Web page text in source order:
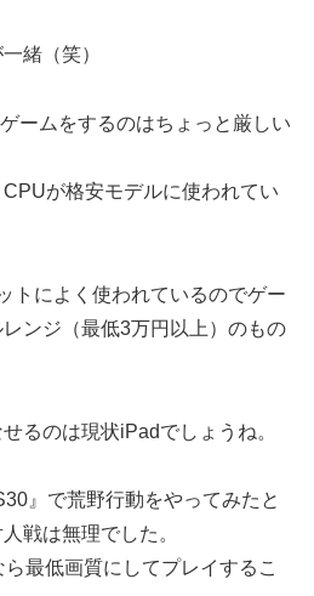
緒（笑）
ームをするのはちょっと厳しい
が格安モデルに使われてい
トによく使われているのでゲー
ンジ（最低3万円以上）のもの
るのは現状iPadでしょうね。
』で荒野行動をやってみたと
戦は無理でした。
最低画質にしてプレイするこ